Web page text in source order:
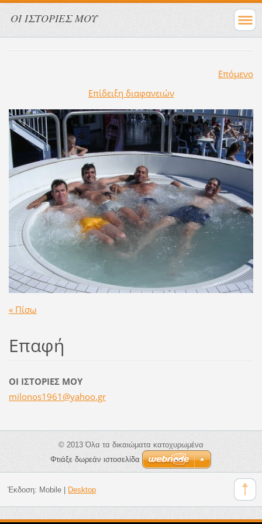
ΟΙ ΙΣΤΟΡΙΕΣ ΜΟΥ
Επόμενο
Επίδειξη διαφανειών
« Πίσω
Επαφή
ΟΙ ΙΣΤΟΡΙΕΣ ΜΟΥ
milonos1961@yahoo.gr
© 2013 Όλα τα δικαιώματα κατοχυρωμένα
Φτιάξε δωρεάν ιστοσελίδα
Έκδοση: Mobile| Desktop